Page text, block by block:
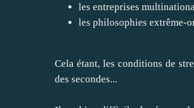
les entreprises
les philosophies extrême-
Cela étant, les conditions de
des secondes...